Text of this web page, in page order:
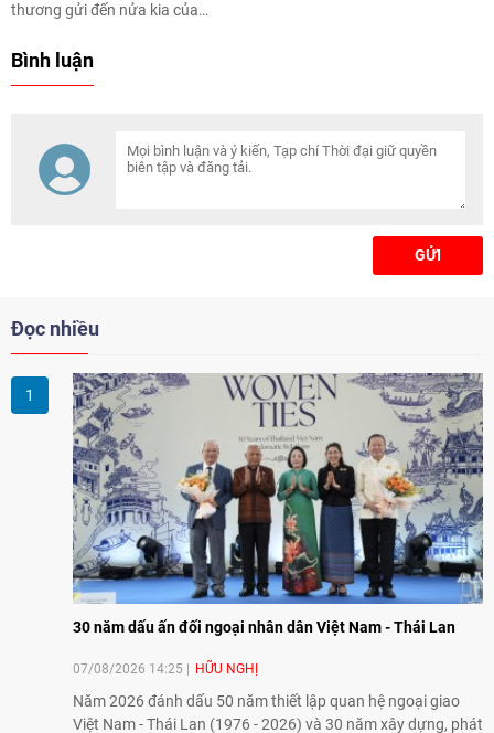
thương gửi đến nửa kia của
mẫu dưới đây để có lựa chọn
Bình luận
GỬI
Đọc nhiều
30 năm dấu ấn đối ngoại nhân dân Việt Nam - Thái Lan
07/08/2026 14:25 HỮU NGHỊ
Năm 2026 đánh dấu 50 năm thiết lập quan hệ ngoại giao
Việt Nam - Thái Lan (1976 - 2026) và 30 năm xây dựng, phát